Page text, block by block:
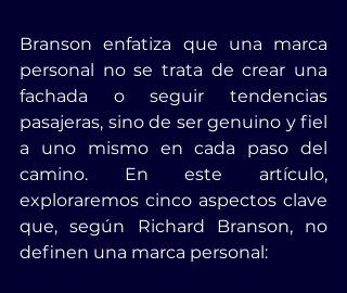
Branson enfatiza que una marca
personal no se trata de crear una
fachada o seguir tendencias
pasajeras, sino de ser genuino y fiel
a uno mismo en cada paso del
camino. En este artículo,
exploraremos cinco aspectos clave
que, según Richard Branson, no
definen una marca personal: